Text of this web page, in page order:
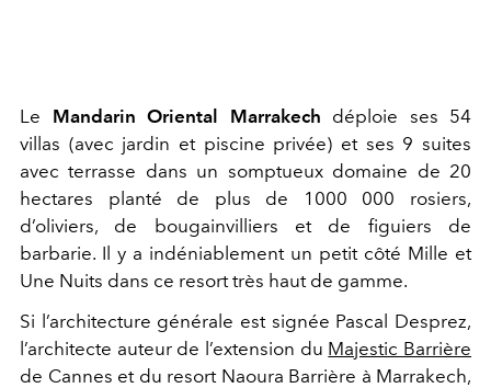
Le Mandarin Oriental Marrakech déploie ses 54
villas (avec jardin et piscine privée) et ses 9 suites
avec terrasse dans un somptueux domaine de 20
hectares planté de plus de 1000 000 rosiers,
d’oliviers, de bougainvilliers et de figuiers de
barbarie. Il y a indéniablement un petit côté Mille et
Une Nuits dans ce resort très haut de gamme.
Si l’architecture générale est signée Pascal Desprez,
l’architecte auteur de l’extension du Majestic Barrière
de Cannes et du resort Naoura Barrière à Marrakech,